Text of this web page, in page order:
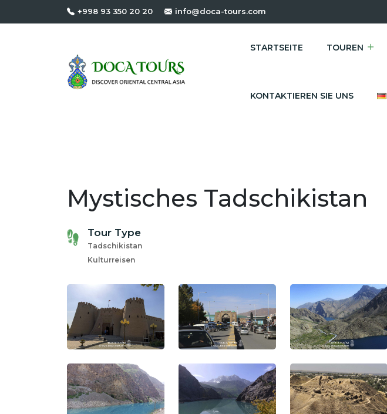
+998 93 350 20 20 info@doca-tours.com
STARTSEITE TOUREN
KONTAKTIEREN SIE UNS
Mystisches Tadschikistan
Tour Type
Tadschikistan
Kulturreisen